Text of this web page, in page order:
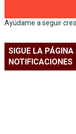
Ayúdame a seguir
SIGUE LA PÁGINA
NOTIFICACIONES